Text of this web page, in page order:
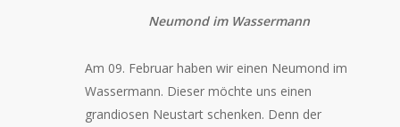
Neumond im Wassermann
Am 09. Februar haben wir einen Neumond im
Wassermann. Dieser möchte uns einen
grandiosen Neustart schenken. Denn der